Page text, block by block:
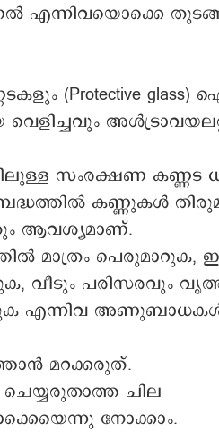
എന്നിവയൊക്കെ
(Protective
സംരക്ഷണ കണ്ണട
കണ്ണുകൾ
ആവശ്യമാണ്.
മാത്രം പെരുമാറുക,
വീടും പരിസരവും
എന്നിവ
മറക്കരുത്.
ചില
നോക്കാം.